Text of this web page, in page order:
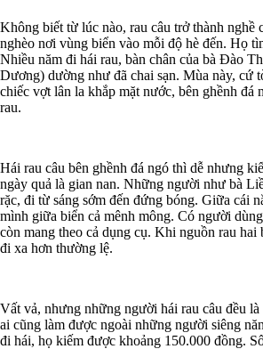
Không biết từ lúc nào, rau câu trở thành nghề
nghèo nơi vùng biển vào mỗi độ hè đến. Họ
Nhiều năm đi hái rau, bàn chân của bà Đào
Dương) dường như đã chai sạn. Mùa này, cứ
chiếc vợt lân la khắp mặt nước, bên ghềnh đá
rau.
Hái rau câu bên ghềnh đá ngó thì dễ nhưng
ngày quả là gian nan. Những người như bà
rặc, đi từ sáng sớm đến đứng bóng. Giữa cái
mình giữa biển cả mênh mông. Có người
còn mang theo cả dụng cụ. Khi nguồn rau hai
đi xa hơn thường lệ.
Vất vả, nhưng những người hái rau câu đều
ai cũng làm được ngoài những người siêng
đi hái, họ kiếm được khoảng 150.000 đồng.